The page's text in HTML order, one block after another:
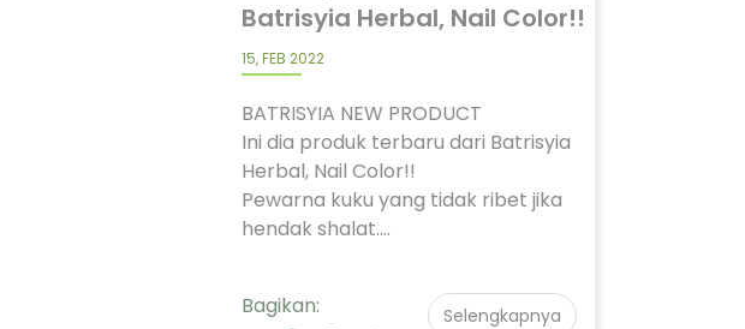
Batrisyia Herbal, Nail Color!!
15, FEB 2022
BATRISYIA NEW PRODUCT
Ini dia produk terbaru dari Batrisyia
Herbal, Nail Color!!
Pewarna kuku yang tidak ribet jika
hendak shalat....
Bagikan: Selengkapnya